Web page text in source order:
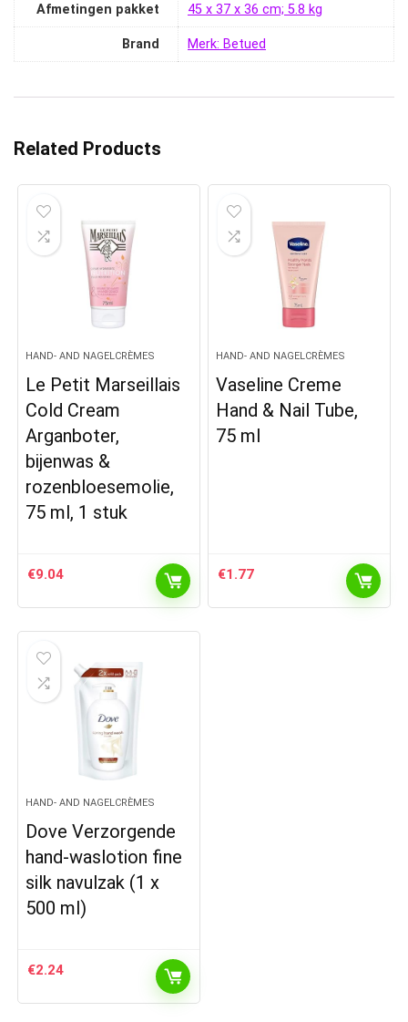
Afmetingen pakket ‎45 x 37 x 36 cm; 5.8 kg
Brand Merk: Betued
Related Products
HAND- AND NAGELCRÈMES
Le Petit Marseillais
Cold Cream
Arganboter,
bijenwas &
rozenbloesemolie,
75 ml, 1 stuk
€9.04
HAND- AND NAGELCRÈMES
Vaseline Creme
Hand & Nail Tube,
75 ml
€1.77
HAND- AND NAGELCRÈMES
Dove Verzorgende
hand-waslotion fine
silk navulzak (1 x
500 ml)
€2.24